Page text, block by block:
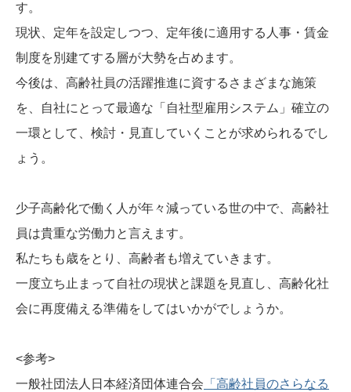
す。
現状、定年を設定しつつ、定年後に適用する人事・賃金
制度を別建てする層が大勢を占めます。
今後は、高齢社員の活躍推進に資するさまざまな施策
を、自社にとって最適な「自社型雇用システム」確立の
一環として、検討・見直していくことが求められるでし
ょう。
少子高齢化で働く人が年々減っている世の中で、高齢社
員は貴重な労働力と言えます。
私たちも歳をとり、高齢者も増えていきます。
一度立ち止まって自社の現状と課題を見直し、高齢化社
会に再度備える準備をしてはいかがでしょうか。
<参考>
一般社団法人日本経済団体連合会 「高齢社員のさらなる